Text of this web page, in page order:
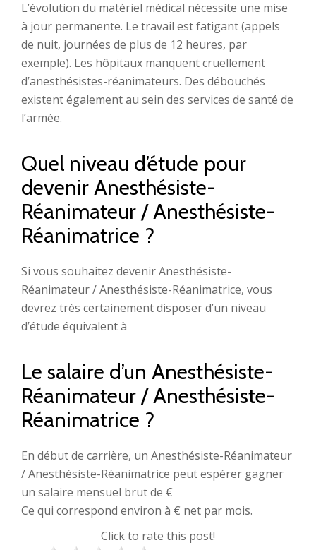
L’évolution du matériel médical nécessite une mise
à jour permanente. Le travail est fatigant (appels
de nuit, journées de plus de 12 heures, par
exemple). Les hôpitaux manquent cruellement
d’anesthésistes-réanimateurs. Des débouchés
existent également au sein des services de santé de
l’armée.
Quel niveau d’étude pour
devenir Anesthésiste-
Réanimateur / Anesthésiste-
Réanimatrice ?
Si vous souhaitez devenir Anesthésiste-
Réanimateur / Anesthésiste-Réanimatrice, vous
devrez très certainement disposer d’un niveau
d’étude équivalent à
Le salaire d’un Anesthésiste-
Réanimateur / Anesthésiste-
Réanimatrice ?
En début de carrière, un Anesthésiste-Réanimateur
/ Anesthésiste-Réanimatrice peut espérer gagner
un salaire mensuel brut de €
Ce qui correspond environ à € net par mois.
Click to rate this post!